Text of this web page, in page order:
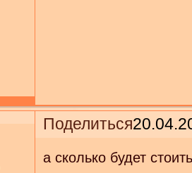
Поделиться
а сколько будет